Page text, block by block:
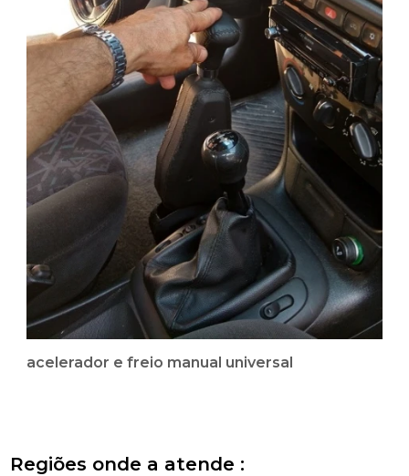
acelerador e freio manual universal
Regiões onde a atende :